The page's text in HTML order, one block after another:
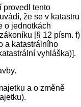
provedl tento
že se v katastru
o jednotkách
[§ 12 písm. f)
a katastrálního
vyhláška)].
a o změně